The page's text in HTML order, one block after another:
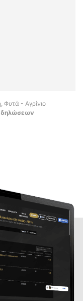
Φυτά - Αγρίνιο